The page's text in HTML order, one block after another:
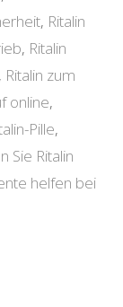
, Ritalin
, Ritalin
Ritalin zum
online,
Pille,
Sie Ritalin
helfen bei